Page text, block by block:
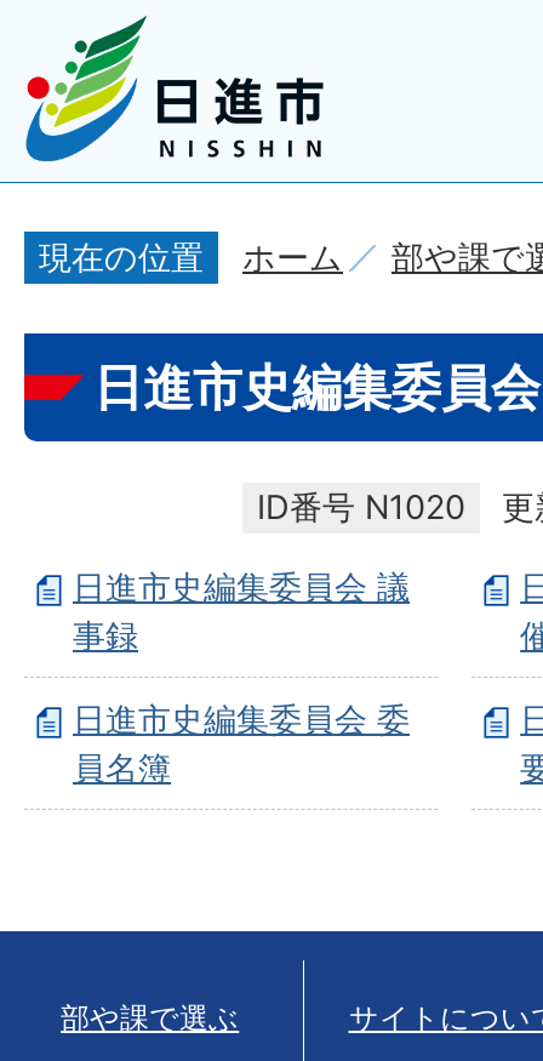
現在の位置 ホーム 部や課で
日進市史編集委員会
ID番号 N1020
日進市史編集委員会 議
事録
日進市史編集委員会 委
員名簿
部や課で選ぶ サイトについ